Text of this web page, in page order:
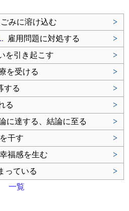
みに溶け込む
>
雇用問題に対処する
>
を引き起こす
>
を受ける
>
する
>
る
>
に達する、結論に至る
>
干す
>
幸福感を生む
>
っている
>
一覧